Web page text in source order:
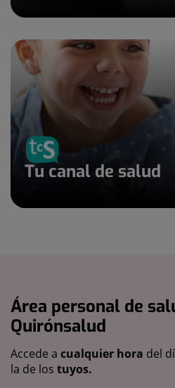
Tu canal de salud
Área personal de
Quirónsalud
Accede a cualquier hora del
la de los tuyos.